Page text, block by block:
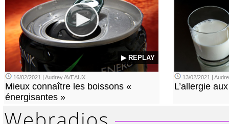
▶ REPLAY
16/02/2021 | Audrey AVEAUX
Mieux connaître les boissons «
énergisantes »
13/02/2021 |
L’allergie